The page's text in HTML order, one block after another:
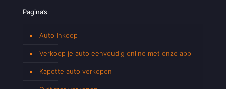
Pagina’s
Auto Inkoop
Verkoop je auto eenvoudig online met onze app
Kapotte auto verkopen